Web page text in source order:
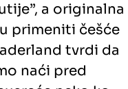
a originalna
primeniti češće
tvrdi da
naći pred